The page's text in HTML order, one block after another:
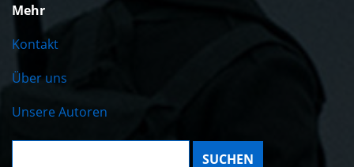
Mehr
Kontakt
Über uns
Unsere Autoren
Suche: